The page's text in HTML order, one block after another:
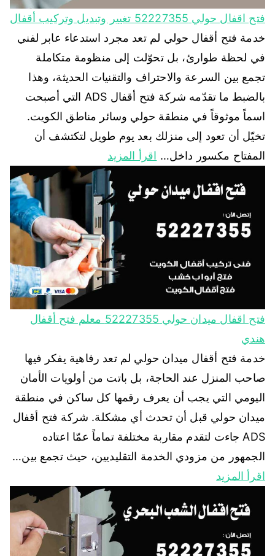
فتح اقفال حولي 52227355 تغيير وتبديل وتركيب أقفال
خدمة فتح أقفال حولي لم تعد مجرد استدعاء عابر لفني
في لحظة طوارئ، بل تحوّلت إلى منظومة متكاملة
تجمع بين السرعة والاحتراف والتقنيات الحديثة، وهذا
بالضبط ما تقدّمه شركة فتح أقفال ADS التي أصبحت
اسماً موثوقاً في منطقة حولي وسائر مناطق الكويت.
تخيّل أن تعود إلى منزلك بعد يوم طويل لتكتشف أن
المفتاح مكسور داخل… اقرأ المزيد
فتح اقفال ميدان حولي 52227355 معلم فتح أقفال
هندي
خدمة فتح أقفال ميدان حولي لم تعد رفاهية يفكر فيها
صاحب المنزل عند الحاجة، بل باتت من أولويات الأمان
اليومي التي يجب أن يعرف رقمها كل ساكن في منطقة
ميدان حولي قبل أن تحدث أي مشكلة. شركة فتح أقفال
ADS جاءت لتقدم مقاربة مختلفة تماماً عمّا اعتاده
الجمهور من مزودي الخدمة التقليديين، حيث تجمع بين…
اقرأ المزيد